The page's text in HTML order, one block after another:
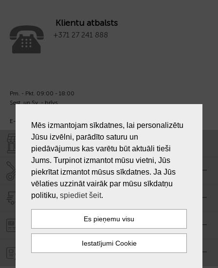
Klientu atbalsts
+371 27 241 888
Pm. - Pkt. 09:00 - 18:00
Sest. un Sv. - brīvs.
E-pasts:info@laiksjewellery.lv
VEIKALI "LAIKS"
SERVISA CENTRS "LAIKS"
PIEGĀDE
PASŪTĪJUMA APMAKSA
GARANTIJA
Mēs izmantojam sīkdatnes, lai personalizētu
Jūsu izvēlni, parādīto saturu un
piedāvājumus kas varētu būt aktuāli tieši
Jums. Turpinot izmantot mūsu vietni, Jūs
piekrītat izmantot mūsus sīkdatnes. Ja Jūs
vēlaties uzzināt vairāk par mūsu sīkdatņu
politiku, spiediet šeit.